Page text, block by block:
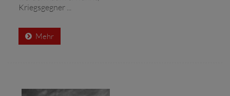
Kriegsgegner ...
Mehr